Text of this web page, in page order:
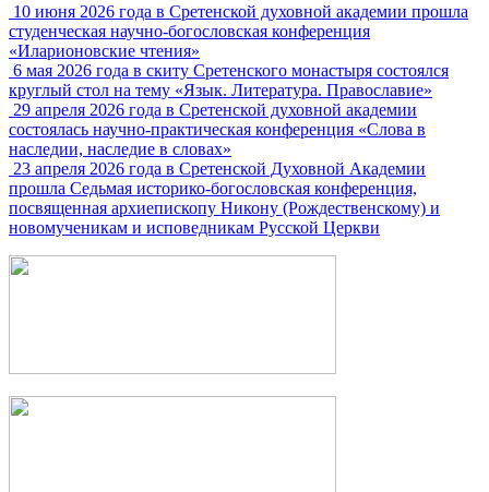
10 июня 2026 года в Сретенской духовной академии прошла
студенческая научно-богословская конференция
«Иларионовские чтения»
6 мая 2026 года в скиту Сретенского монастыря состоялся
круглый стол на тему «Язык. Литература. Православие»
29 апреля 2026 года в Сретенской духовной академии
состоялась научно-практическая конференция «Слова в
наследии, наследие в словах»
23 апреля 2026 года в Сретенской Духовной Академии
прошла Седьмая историко-богословская конференция,
посвященная архиепископу Никону (Рождественскому) и
новомученикам и исповедникам Русской Церкви